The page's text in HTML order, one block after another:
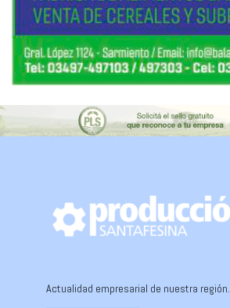
Actualidad empresarial de nuestra región.